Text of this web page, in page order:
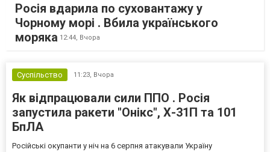
Росія вдарила по суховантажу у
Чорному морі . Вбила українського
моряка 12:44, Вчора
Суспільство 11:23, Вчора
Як відпрацювали сили ППО . Росія
запустила ракети "Онікс", Х-31П та 101
БпЛА
Російські окупанти у ніч на 6 серпня атакували Україну